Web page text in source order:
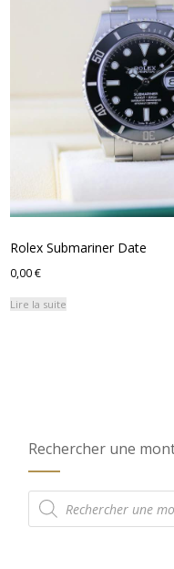
Rolex Submariner Date
0,00€
Lire la suite
Rechercher une
Recherche
de
produits